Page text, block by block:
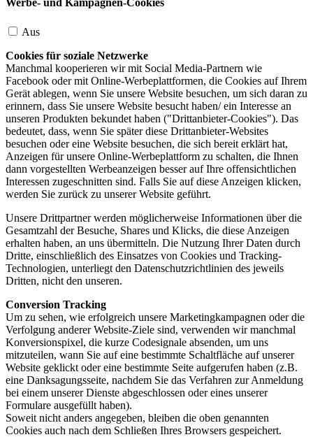
Werbe- und Kampagnen-Cookies
Aus
Cookies für soziale Netzwerke
Manchmal kooperieren wir mit Social Media-Partnern wie
Facebook oder mit Online-Werbeplattformen, die Cookies auf Ihrem
Gerät ablegen, wenn Sie unsere Website besuchen, um sich daran zu
erinnern, dass Sie unsere Website besucht haben/ ein Interesse an
unseren Produkten bekundet haben ("Drittanbieter-Cookies"). Das
bedeutet, dass, wenn Sie später diese Drittanbieter-Websites
besuchen oder eine Website besuchen, die sich bereit erklärt hat,
Anzeigen für unsere Online-Werbeplattform zu schalten, die Ihnen
dann vorgestellten Werbeanzeigen besser auf Ihre offensichtlichen
Interessen zugeschnitten sind. Falls Sie auf diese Anzeigen klicken,
werden Sie zurück zu unserer Website geführt.
Unsere Drittpartner werden möglicherweise Informationen über die
Gesamtzahl der Besuche, Shares und Klicks, die diese Anzeigen
erhalten haben, an uns übermitteln. Die Nutzung Ihrer Daten durch
Dritte, einschließlich des Einsatzes von Cookies und Tracking-
Technologien, unterliegt den Datenschutzrichtlinien des jeweils
Dritten, nicht den unseren.
Conversion Tracking
Um zu sehen, wie erfolgreich unsere Marketingkampagnen oder die
Verfolgung anderer Website-Ziele sind, verwenden wir manchmal
Konversionspixel, die kurze Codesignale absenden, um uns
mitzuteilen, wann Sie auf eine bestimmte Schaltfläche auf unserer
Website geklickt oder eine bestimmte Seite aufgerufen haben (z.B.
eine Danksagungsseite, nachdem Sie das Verfahren zur Anmeldung
bei einem unserer Dienste abgeschlossen oder eines unserer
Formulare ausgefüllt haben).
Soweit nicht anders angegeben, bleiben die oben genannten
Cookies auch nach dem Schließen Ihres Browsers gespeichert.